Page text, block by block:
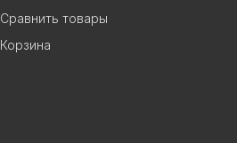
Сравнить товары
Корзина